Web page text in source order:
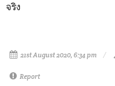
จริง
21st August 2020, 6:34 pm
Report